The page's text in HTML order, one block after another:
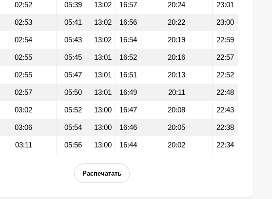
02:52 05:39 13:02 16:57 20:24 23:01
02:53 05:41 13:02 16:56 20:22 23:00
02:54 05:43 13:02 16:54 20:19 22:59
02:55 05:45 13:01 16:52 20:16 22:57
02:55 05:47 13:01 16:51 20:13 22:52
02:57 05:50 13:01 16:49 20:11 22:48
03:02 05:52 13:00 16:47 20:08 22:43
03:06 05:54 13:00 16:46 20:05 22:38
03:11 05:56 13:00 16:44 20:02 22:34
Распечатать